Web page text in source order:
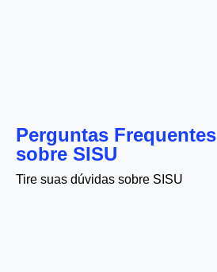
Perguntas Frequentes
sobre SISU
Tire suas dúvidas sobre SISU